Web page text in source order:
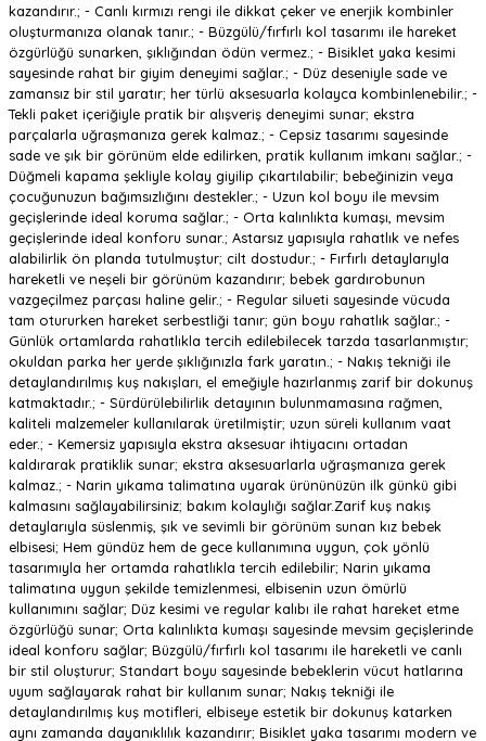
kazandırır.; - Canlı kırmızı rengi ile dikkat çeker ve enerjik kombinler
oluşturmanıza olanak tanır.; - Büzgülü/fırfırlı kol tasarımı ile hareket
özgürlüğü sunarken, şıklığından ödün vermez.; - Bisiklet yaka kesimi
sayesinde rahat bir giyim deneyimi sağlar.; - Düz deseniyle sade ve
zamansız bir stil yaratır; her türlü aksesuarla kolayca kombinlenebilir.; -
Tekli paket içeriğiyle pratik bir alışveriş deneyimi sunar; ekstra
parçalarla uğraşmanıza gerek kalmaz.; - Cepsiz tasarımı sayesinde
sade ve şık bir görünüm elde edilirken, pratik kullanım imkanı sağlar.; -
Düğmeli kapama şekliyle kolay giyilip çıkartılabilir; bebeğinizin veya
çocuğunuzun bağımsızlığını destekler.; - Uzun kol boyu ile mevsim
geçişlerinde ideal koruma sağlar.; - Orta kalınlıkta kumaşı, mevsim
geçişlerinde ideal konforu sunar.; Astarsız yapısıyla rahatlık ve nefes
alabilirlik ön planda tutulmuştur; cilt dostudur.; - Fırfırlı detaylarıyla
hareketli ve neşeli bir görünüm kazandırır; bebek gardırobunun
vazgeçilmez parçası haline gelir.; - Regular silueti sayesinde vücuda
tam otururken hareket serbestliği tanır; gün boyu rahatlık sağlar.; -
Günlük ortamlarda rahatlıkla tercih edilebilecek tarzda tasarlanmıştır;
okuldan parka her yerde şıklığınızla fark yaratın.; - Nakış tekniği ile
detaylandırılmış kuş nakışları, el emeğiyle hazırlanmış zarif bir dokunuş
katmaktadır.; - Sürdürülebilirlik detayının bulunmamasına rağmen,
kaliteli malzemeler kullanılarak üretilmiştir; uzun süreli kullanım vaat
eder.; - Kemersiz yapısıyla ekstra aksesuar ihtiyacını ortadan
kaldırarak pratiklik sunar; ekstra aksesuarlarla uğraşmanıza gerek
kalmaz.; - Narin yıkama talimatına uyarak ürününüzün ilk günkü gibi
kalmasını sağlayabilirsiniz; bakım kolaylığı sağlar.Zarif kuş nakış
detaylarıyla süslenmiş, şık ve sevimli bir görünüm sunan kız bebek
elbisesi; Hem gündüz hem de gece kullanımına uygun, çok yönlü
tasarımıyla her ortamda rahatlıkla tercih edilebilir; Narin yıkama
talimatına uygun şekilde temizlenmesi, elbisenin uzun ömürlü
kullanımını sağlar; Düz kesimi ve regular kalıbı ile rahat hareket etme
özgürlüğü sunar; Orta kalınlıkta kumaşı sayesinde mevsim geçişlerinde
ideal konforu sağlar; Büzgülü/fırfırlı kol tasarımı ile hareketli ve canlı
bir stil oluşturur; Standart boyu sayesinde bebeklerin vücut hatlarına
uyum sağlayarak rahat bir kullanım sunar; Nakış tekniği ile
detaylandırılmış kuş motifleri, elbiseye estetik bir dokunuş katarken
aynı zamanda dayanıklılık kazandırır; Bisiklet yaka tasarımı modern ve